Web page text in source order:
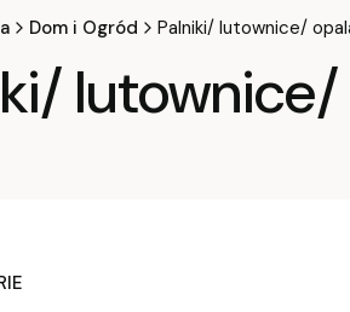
Dom i Ogród Palniki/ lutownice/